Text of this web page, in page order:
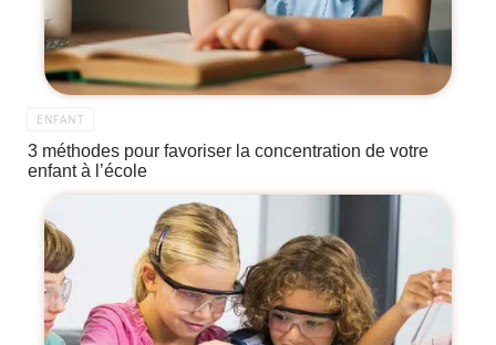
ENFANT
3 méthodes pour favoriser la concentration de votre
enfant à l’école